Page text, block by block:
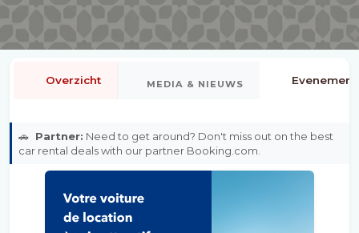
Overzicht MEDIA & NIEUWS
🚗 Partner: Need to get around? Don't miss out on the best
car rental deals with our partner Booking.com.